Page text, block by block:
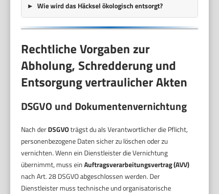
Wie wird das Häcksel ökologisch entsorgt?
Rechtliche Vorgaben zur
Abholung, Schredderung und
Entsorgung vertraulicher Akten
DSGVO und Dokumentenvernichtung
Nach derDSGVOträgst du als Verantwortlicher die Pflicht,
personenbezogene Daten sicher zu löschen oder zu
vernichten. Wenn ein Dienstleister die Vernichtung
übernimmt, muss einAuftragsverarbeitungsvertrag (AVV)
nach Art. 28 DSGVO abgeschlossen werden. Der
Dienstleister muss technische und organisatorische